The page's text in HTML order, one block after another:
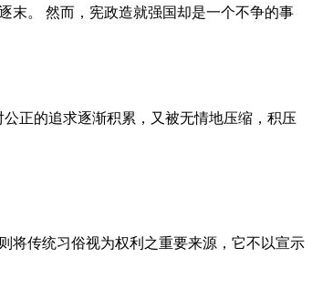
末。 然而，宪政造就强国却是一个不争的事
正的追求逐渐积累，又被无情地压缩，积压
将传统习俗视为权利之重要来源，它不以宣示